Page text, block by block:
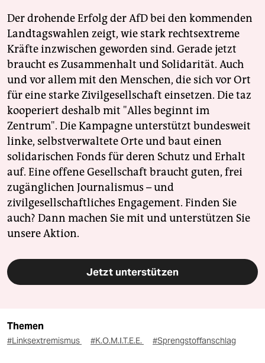
Der drohende Erfolg der AfD bei den kommenden
Landtagswahlen zeigt, wie stark rechtsextreme
Kräfte inzwischen geworden sind. Gerade jetzt
braucht es Zusammenhalt und Solidarität. Auch
und vor allem mit den Menschen, die sich vor Ort
für eine starke Zivilgesellschaft einsetzen. Die taz
kooperiert deshalb mit "Alles beginnt im
Zentrum". Die Kampagne unterstützt bundesweit
linke, selbstverwaltete Orte und baut einen
solidarischen Fonds für deren Schutz und Erhalt
auf. Eine offene Gesellschaft braucht guten, frei
zugänglichen Journalismus – und
zivilgesellschaftliches Engagement. Finden Sie
auch? Dann machen Sie mit und unterstützen Sie
unsere Aktion.
Jetzt unterstützen
Themen
#Linksextremismus #K.O.M.I.T.E.E. #Sprengstoffanschlag